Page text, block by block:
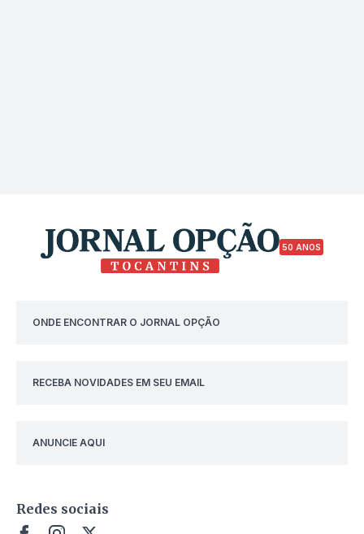
50 ANOS
ONDE ENCONTRAR O JORNAL OPÇÃO
RECEBA NOVIDADES EM SEU EMAIL
ANUNCIE AQUI
Redes sociais